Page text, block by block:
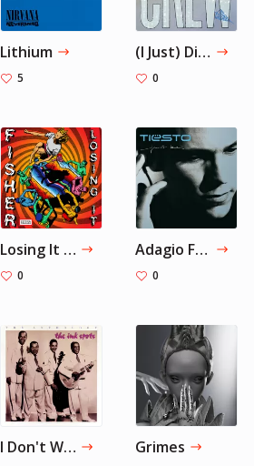
Lithium
5
(I Just) Died In Your Arms — Cutting Crew
0
Losing It — FISHER
0
Adagio For Strings — Tiësto
0
I Don't Want To Set The World On Fire — The Ink Spots Grimes